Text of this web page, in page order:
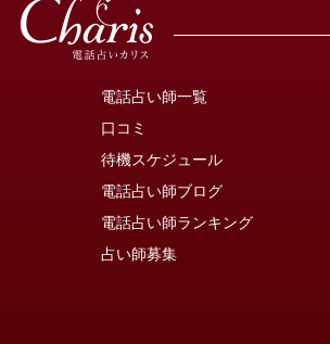
電話占い師一覧
口コミ
待機スケジュール
電話占い師ブログ
電話占い師ランキング
占い師募集